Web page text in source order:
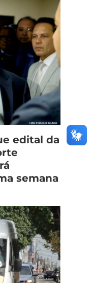
edital da
semana